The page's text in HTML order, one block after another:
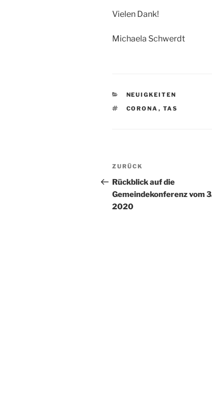
Vielen Dank!
Michaela Schwerdt
KATEGORIEN
NEUIGKEITEN
SCHLAGWÖRTER
CORONA , TAS
Vorheriger
Beitrag
ZURÜCK
Rückblick auf die
Gemeindekonferenz vom
2020